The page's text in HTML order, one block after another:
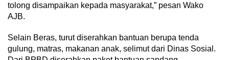
tolong disampaikan kepada masyarakat,” pesan Wako
AJB.
Selain Beras, turut diserahkan bantuan berupa tenda
gulung, matras, makanan anak, selimut dari Dinas Sosial.